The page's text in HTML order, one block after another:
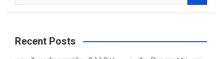
a
c
Recent Posts